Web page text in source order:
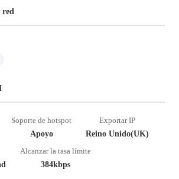
red
Soporte de hotspot
Apoyo
Exportar IP
Reino Unido(UK)
Alcanzar la tasa límite
384kbps